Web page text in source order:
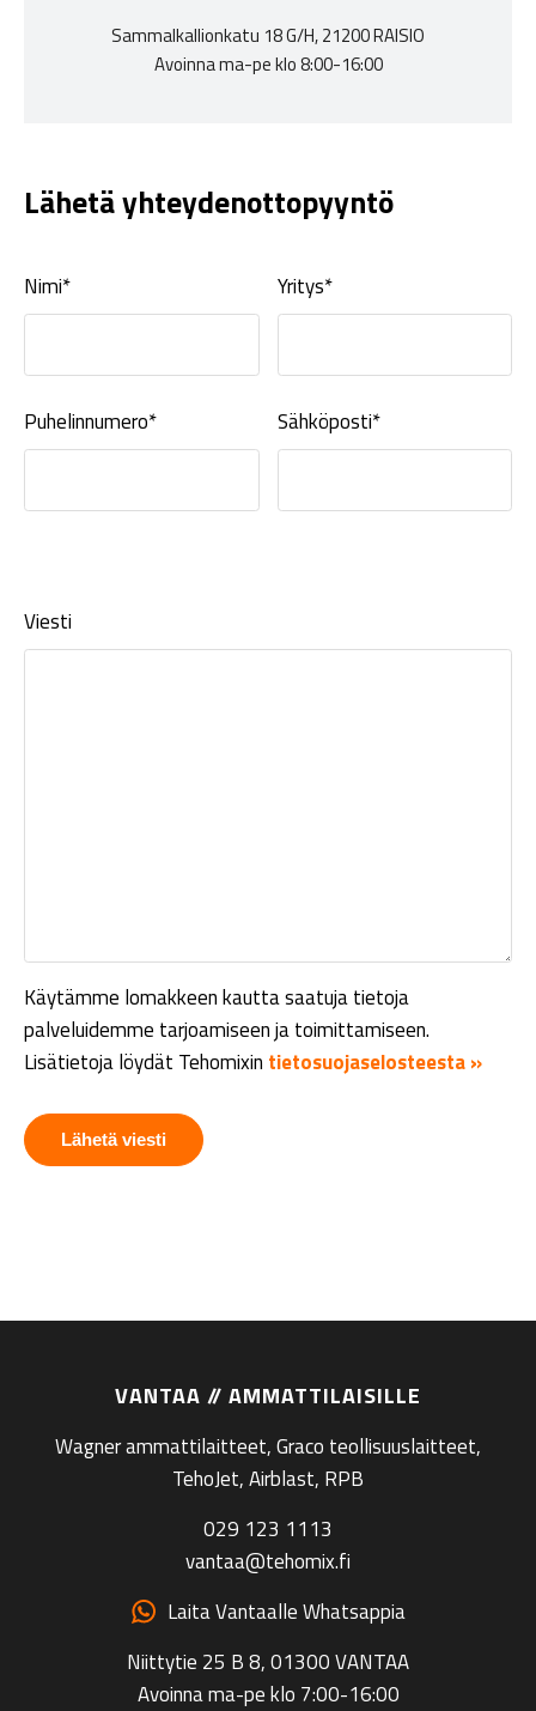
Sammalkallionkatu 18 G/H, 21200 RAISIO
Avoinna ma-pe klo 8:00-16:00
Lähetä yhteydenottopyyntö
Nimi* Yritys*
Puhelinnumero* Sähköposti*
Viesti
Käytämme lomakkeen kautta saatuja tietoja
palveluidemme tarjoamiseen ja toimittamiseen.
Lisätietoja löydät Tehomixin tietosuojaselosteesta »
VANTAA // AMMATTILAISILLE
Wagner ammattilaitteet, Graco teollisuuslaitteet,
TehoJet, Airblast, RPB
029 123 1113
vantaa@tehomix.fi
Laita Vantaalle Whatsappia
Niittytie 25 B 8, 01300 VANTAA
Avoinna ma-pe klo 7:00-16:00